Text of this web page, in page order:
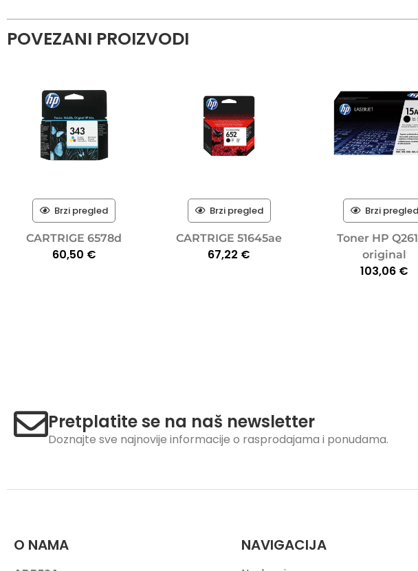
POVEZANI PROIZVODI
Brzi pregled
CARTRIGE 6578d
60,50 €
Brzi pregled
CARTRIGE 51645ae
67,22 €
Brzi pregled
Toner HP
original
103,06 €
Pretplatite se na naš newsletter
Doznajte sve najnovije informacije o rasprodajama i ponudama.
O NAMA NAVIGACIJA